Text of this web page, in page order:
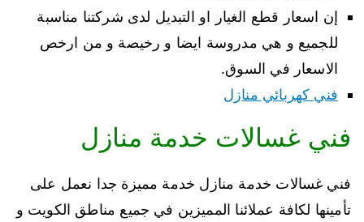
إن اسعار قطع الغيار او التبديل لدى شركتنا مناسبة
للجميع و هي مدروسة ايضا و رخيصة و من ارخص
الاسعار في السوق.
فني كهربائي منازل
فني غسالات خدمة منازل
فني غسالات خدمة منازل خدمة مميزة جدا نعمل على
تأمينها لكافة عملائنا المميزين في جميع مناطق الكويت و